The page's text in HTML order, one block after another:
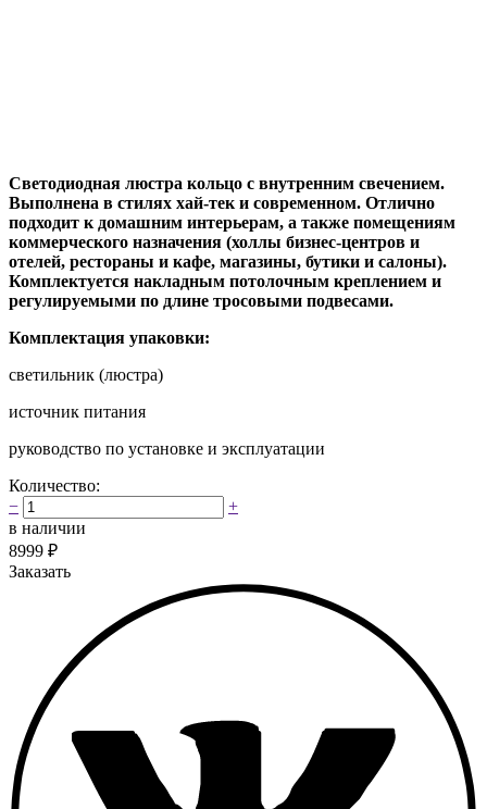
Светодиодная люстра кольцо с внутренним свечением.
Выполнена в стилях хай-тек и современном. Отлично
подходит к домашним интерьерам, а также помещениям
коммерческого назначения (холлы бизнес-центров и
отелей, рестораны и кафе, магазины, бутики и салоны).
Комплектуется накладным потолочным креплением и
регулируемыми по длине тросовыми подвесами.
Комплектация упаковки:
светильник (люстра)
источник питания
руководство по установке и эксплуатации
Количество:
−
+
в наличии
8999 ₽
Заказать